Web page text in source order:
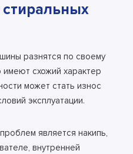
разнятся по своему
имеют схожий характер
может стать износ
эксплуатации.
является накипь,
внутренней